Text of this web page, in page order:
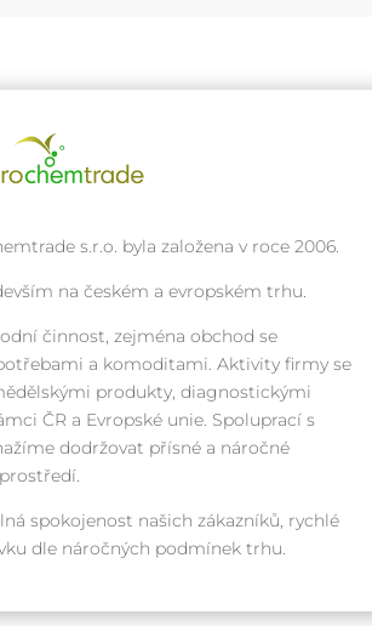
s.r.o. byla založena v roce 2006.
na českém a evropském trhu.
činnost, zejména obchod se
a komoditami. Aktivity firmy se
produkty, diagnostickými
ČR a Evropské unie. Spoluprací s
dodržovat přísné a náročné
spokojenost našich zákazníků, rychlé
dle náročných podmínek trhu.